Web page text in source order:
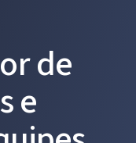
de
e